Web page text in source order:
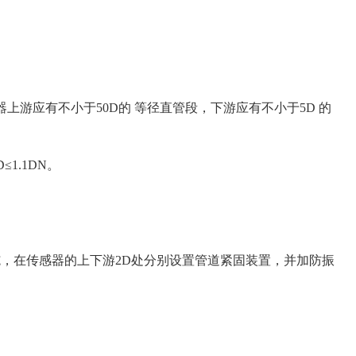
游应有不小于50D的 等径直管段，下游应有不小于5D 的
。
在传感器的上下游2D处分别设置管道紧固装置，并加防振